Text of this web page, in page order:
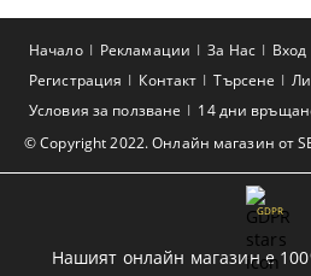
© Copyright 2022. Онлайн магазин от
Начало Рекламации За Нас Вход
Регистрация
Контакт Търсене
Условия за ползване
14 дни
GDPR
Нашият онлайн магазин е